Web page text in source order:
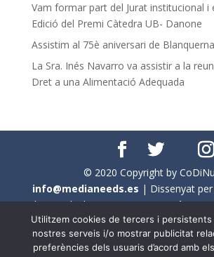
Vam formar part del Jurat institucional i
Edició del Premi Càtedra UB- Danone
Assistim al 75è aniversari de Blanquerna
La Sra. Inés Navarro va assistir a la
Dret a una Alimentació Adequada
© 2020 Copyright by
info@medianeeds.es | Dissenyat per
| Tots els drets reservats a
Avís per cookies
En aquest web s'ha tingut en compte
Utilitzem cookies de tercers i persistents
nostres serveis i/o mostrar publicitat
preferències dels usuaris d’acord amb